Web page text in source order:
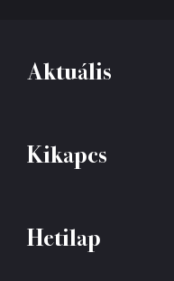
Aktuális
Kikapcs
Hetilap